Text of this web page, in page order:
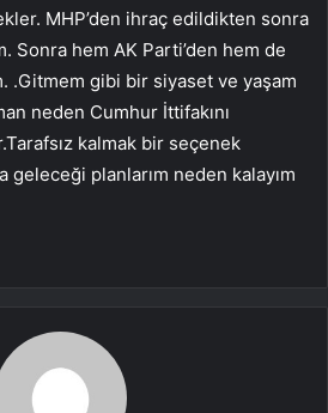
MHP’den ihraç edildikten sonra
Sonra hem AK Parti’den hem de
.Gitmem gibi bir siyaset ve yaşam
neden Cumhur İttifakını
kalmak bir seçenek
planlarım neden kalayım